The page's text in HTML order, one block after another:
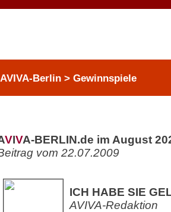
AVIVA-Berlin > Gewinnspiele
VIVA-BERLIN.de im August
vom 22.07.2009
ICH HABE SIE
AVIVA-Redaktion